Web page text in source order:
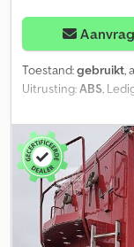
Toestand:gebruikt,
Uitrusting:ABS ,
Codpfx Acoydarge